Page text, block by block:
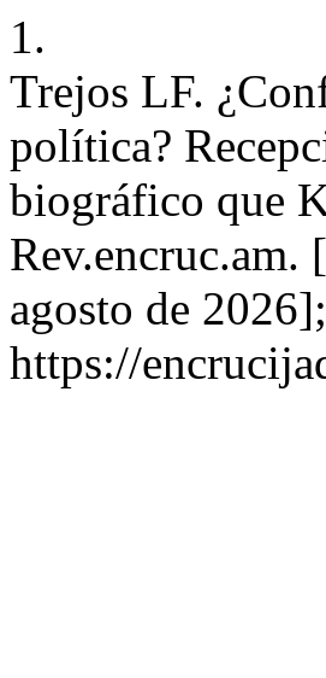
1.
Trejos LF.
política?
biográfico que
Rev.encruc.am.
agosto de
https://